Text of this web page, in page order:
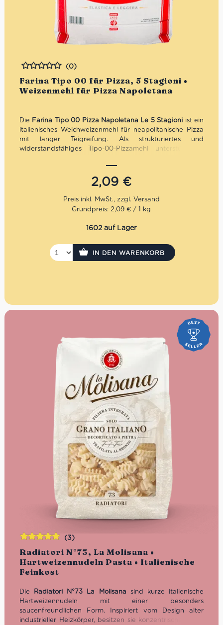
Farina Tipo 00 für Pizza, 5 Stagioni •
Weizenmehl für Pizza Napoletana
Bewertet
(0)
Die Farina Tipo 00 Pizza Napoletana Le 5 Stagioni ist ein
italienisches Weichweizenmehl für neapolitanische Pizza
mit langer Teigreifung. Als strukturiertes und
widerstandsfähiges Tipo-00-Pizzamehl unterstützt es
elastische Teige für Pizza Napoletana mit luftigem Rand.
Ideal für direkte und indirekte Pizzateige, lange
Ruhezeiten und authentische Pizza zu Hause.
2,09 €
Grundpreis: 2,09 € / 1 kg
1602 auf Lager
IN DEN WARENKORB
Radiatori N°73, La Molisana •
Hartweizennudeln Pasta • Italienische
Feinkost
(3)
Die Radiatori N°73 La Molisana sind kurze italienische
Hartweizennudeln mit einer besonders
saucenfreundlichen Form. Inspiriert vom Design alter
industrieller Heizkörper, besitzen sie konzentrische kleine
Bewertet
mit5.00von
5